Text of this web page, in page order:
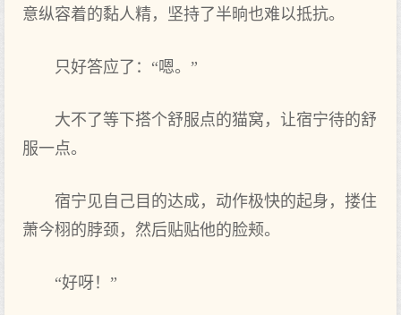
意纵容着‌的黏人精，坚持了半晌也难以抵抗。
只好答应了：“嗯。”
大不了等下搭个舒服点‌的猫窝，让宿宁待的舒
服一点‌。
宿宁见‌自己目的达成，动作极快的起身，搂住
萧今栩的脖颈，然后贴贴他的脸颊。
“好呀！”